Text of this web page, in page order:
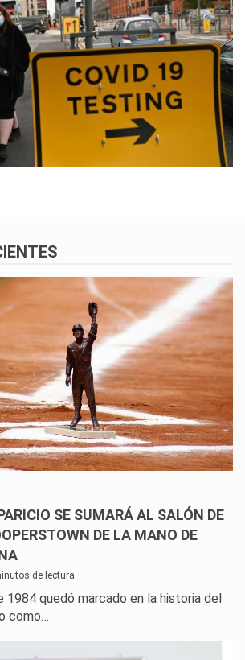
SE SUMARÁ AL SALÓN DE
DE LA MANO DE
de lectura
1984 quedó marcado en la historia del
como…